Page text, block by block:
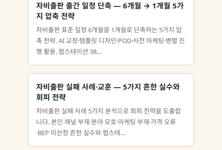
자비출판 출간 일정 단축 — 6개월 → 1개월 5가
지 압축 전략
자비출판 표준 일정 6개월을 1개월로 단축하는 5가지 압
축 전략. AI 교정·템플릿 디자인·POD·사전 마케팅·병렬 진
행 활용. 펍스테이션 38…
자비출판 실패 사례·교훈 — 5가지 흔한 실수와
회피 전략
자비출판 실패 사례 5가지 분석으로 회피 전략을 도출합
니다. 본인 채널 부재·분야 모호·마케팅 부재·가격 오류
·BEP 미산정 흔한 실수와 펍스테…